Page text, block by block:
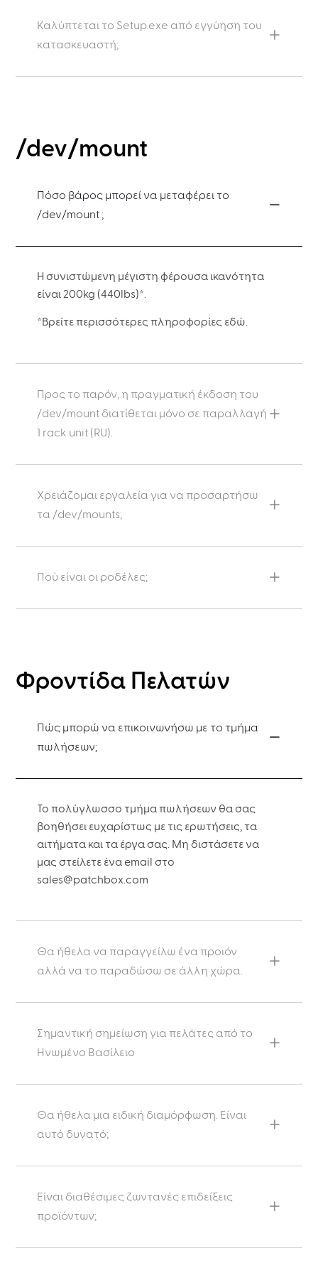
Καλύπτεται το Setup.exe από εγγύηση του
κατασκευαστή;
/dev/mount
Πόσο βάρος μπορεί να μεταφέρει το
/dev/mount ;
Η συνιστώμενη μέγιστη φέρουσα ικανότητα
είναι 200kg (440lbs)*.
*Βρείτε περισσότερες πληροφορίες εδώ.
Προς το παρόν, η πραγματική έκδοση του
/dev/mount διατίθεται μόνο σε παραλλαγή
1 rack unit (RU).
Χρειάζομαι εργαλεία για να προσαρτήσω
τα /dev/mounts;
Πού είναι οι ροδέλες;
Φροντίδα Πελατών
Πώς μπορώ να επικοινωνήσω με το τμήμα
πωλήσεων;
Το πολύγλωσσο τμήμα πωλήσεων θα σας
βοηθήσει ευχαρίστως με τις ερωτήσεις, τα
αιτήματα και τα έργα σας. Μη διστάσετε να
μας στείλετε ένα email στο
sales@patchbox.com
Θα ήθελα να παραγγείλω ένα προϊόν
αλλά να το παραδώσω σε άλλη χώρα.
Σημαντική σημείωση για πελάτες από το
Ηνωμένο Βασίλειο
Θα ήθελα μια ειδική διαμόρφωση. Είναι
αυτό δυνατό;
Είναι διαθέσιμες ζωντανές επιδείξεις
προϊόντων;